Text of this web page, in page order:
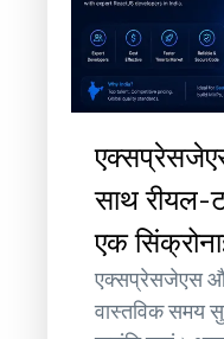
साथ रीयल-
एक
एक्सप्रेसजेएस
वास्तविक समय